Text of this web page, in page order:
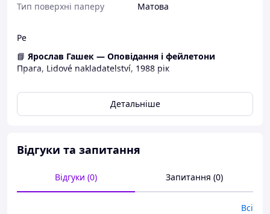
Тип поверхні паперу
Матова
Ре
📘 Ярослав Гашек — Оповідання і фейлетони
Прага, Lidové nakladatelství, 1988 рік
Збірка малої прози Ярослава Гашека — видатного
чеського письменника, сатирика та автора
мірою розкривається блискучий гумор, дотепність і
Гашек майстерно висміює бюрократію, людську
дурість, лицемірство й абсурд повсякденного життя.
Детальніше
Відгуки та запитання
Відгуки (0) Запитання (0)
Всі